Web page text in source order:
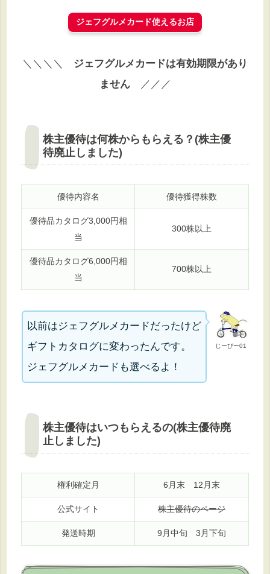
ジェフグルメカード使えるお店
＼＼＼＼ ジェフグルメカードは有効期限があり
ません／／／
株主優待は何株からもらえる？(株主優
待廃止しました)
優待内容名 優待獲得株数
優待品カタログ3,000円相
当
300株以上
優待品カタログ6,000円相
当
700株以上
じーぴー01
以前はジェフグルメカードだったけど
ギフトカタログに変わったんです。
ジェフグルメカードも選べるよ！
株主優待はいつもらえるの(株主優待廃
止しました)
権利確定月 6月末 12月末
公式サイト 株主優待のページ
発送時期 9月中旬 3月下旬